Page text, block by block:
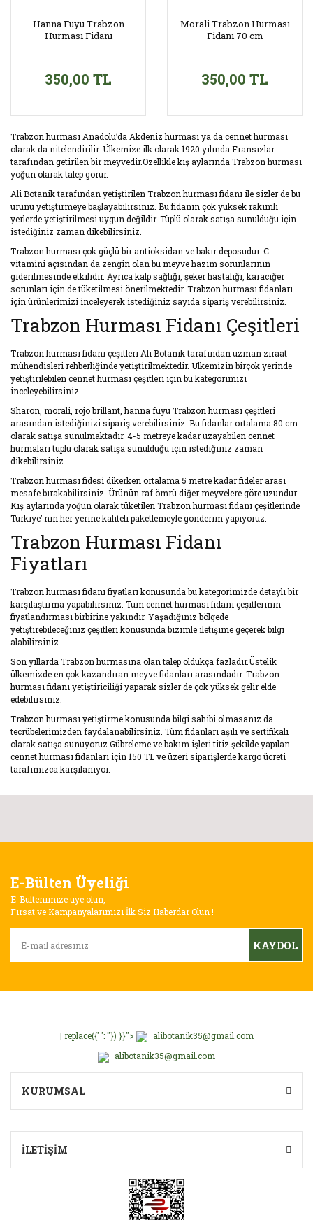
Hanna Fuyu Trabzon
Hurması Fidanı
350,00 TL
Morali Trabzon Hurması
Fidanı 70 cm
350,00 TL
Trabzon hurması Anadolu’da Akdeniz hurması ya da cennet hurması
olarak da nitelendirilir. Ülkemize ilk olarak 1920 yılında Fransızlar
tarafından getirilen bir meyvedir.Özellikle kış aylarında Trabzon hurması
yoğun olarak talep görür.
Ali Botanik tarafından yetiştirilen Trabzon hurması fidanı ile sizler de bu
ürünü yetiştirmeye başlayabilirsiniz. Bu fidanın çok yüksek rakımlı
yerlerde yetiştirilmesi uygun değildir. Tüplü olarak satışa sunulduğu için
istediğiniz zaman dikebilirsiniz.
Trabzon hurması çok güçlü bir antioksidan ve bakır deposudur. C
vitamini açısından da zengin olan bu meyve hazım sorunlarının
giderilmesinde etkilidir. Ayrıca kalp sağlığı, şeker hastalığı, karaciğer
sorunları için de tüketilmesi önerilmektedir. Trabzon hurması fidanları
için ürünlerimizi inceleyerek istediğiniz sayıda sipariş verebilirsiniz.
Trabzon Hurması Fidanı Çeşitleri
Trabzon hurması fidanı çeşitleri Ali Botanik tarafından uzman ziraat
mühendisleri rehberliğinde yetiştirilmektedir. Ülkemizin birçok yerinde
yetiştirilebilen cennet hurması çeşitleri için bu kategorimizi
inceleyebilirsiniz.
Sharon, morali, rojo brillant, hanna fuyu Trabzon hurması çeşitleri
arasından istediğinizi sipariş verebilirsiniz. Bu fidanlar ortalama 80 cm
olarak satışa sunulmaktadır. 4-5 metreye kadar uzayabilen cennet
hurmaları tüplü olarak satışa sunulduğu için istediğiniz zaman
dikebilirsiniz.
Trabzon hurması fidesi dikerken ortalama 5 metre kadar fideler arası
mesafe bırakabilirsiniz. Ürünün raf ömrü diğer meyvelere göre uzundur.
Kış aylarında yoğun olarak tüketilen Trabzon hurması fidanı çeşitlerinde
Türkiye’ nin her yerine kaliteli paketlemeyle gönderim yapıyoruz.
Trabzon Hurması Fidanı
Fiyatları
Trabzon hurması fidanı fiyatları konusunda bu kategorimizde detaylı bir
karşılaştırma yapabilirsiniz. Tüm cennet hurması fidanı çeşitlerinin
fiyatlandırması birbirine yakındır. Yaşadığınız bölgede
yetiştirebileceğiniz çeşitleri konusunda bizimle iletişime geçerek bilgi
alabilirsiniz.
Son yıllarda Trabzon hurmasına olan talep oldukça fazladır.Üstelik
ülkemizde en çok kazandıran meyve fidanları arasındadır. Trabzon
hurması fidanı yetiştiriciliği yaparak sizler de çok yüksek gelir elde
edebilirsiniz.
Trabzon hurması yetiştirme konusunda bilgi sahibi olmasanız da
tecrübelerimizden faydalanabilirsiniz. Tüm fidanları aşılı ve sertifikalı
olarak satışa sunuyoruz.Gübreleme ve bakım işleri titiz şekilde yapılan
cennet hurması fidanları için 150 TL ve üzeri siparişlerde kargo ücreti
tarafımızca karşılanıyor.
E-Bülten Üyeliği
E-Bültenimize üye olun,
Fırsat ve Kampanyalarımızı İlk Siz Haberdar Olun !
KAYDOL
| replace({' ': ''}) }}">
alibotanik35@gmail.com
alibotanik35@gmail.com
KURUMSAL
İLETİŞİM